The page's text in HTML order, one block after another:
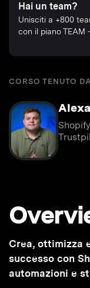
Hai un team?
Unisciti a +800
con il piano TEAM
CORSO TENUTO DA
Crea, ottimizza
successo con
automazioni e